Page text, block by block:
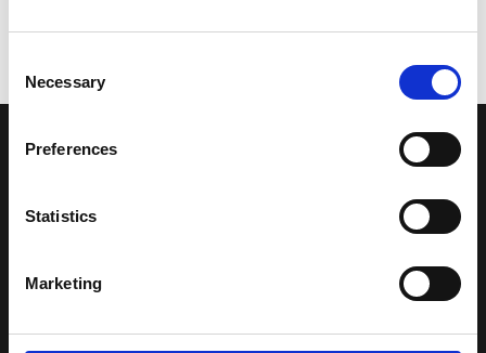
Selection
Necessary
Preferences
Statistics
Marketing
LA NOSTRA MISSION
Una comunità di appassionati della cultura tibetana che hanno
Una regione affascinante, densa di spiritualità che con i suoi
paesaggi e la sua gente è capace di riempire il cuore.